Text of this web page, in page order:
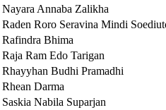
Nayara Annaba Zalikha
Raden Roro Seravina Mindi
Rafindra Bhima
Raja Ram Edo Tarigan
Rhayyhan Budhi Pramadhi
Rhean Darma
Saskia Nabila Suparjan